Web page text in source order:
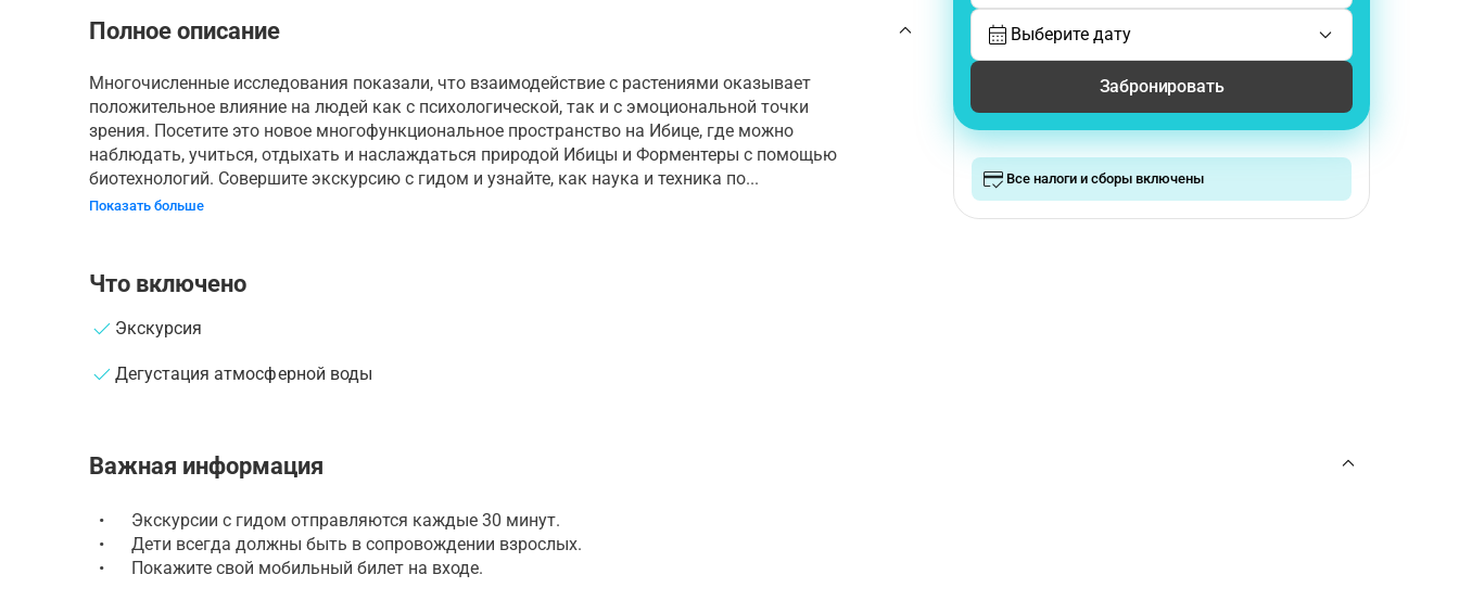
Выберите дату
Забронировать
Все налоги и сборы включены
Полное описание
Многочисленные исследования показали, что взаимодействие с растениями оказывает
положительное влияние на людей как с психологической, так и с эмоциональной точки
зрения. Посетите это новое многофункциональное пространство на Ибице, где можно
наблюдать, учиться, отдыхать и наслаждаться природой Ибицы и Форментеры с помощью
биотехнологий. Совершите экскурсию с гидом и узнайте, как наука и техника по...
Показать больше
Что включено
Экскурсия
Дегустация атмосферной воды
Важная информация
•
Экскурсии с гидом отправляются каждые 30 минут.
•
Дети всегда должны быть в сопровождении взрослых.
•
Покажите свой мобильный билет на входе.